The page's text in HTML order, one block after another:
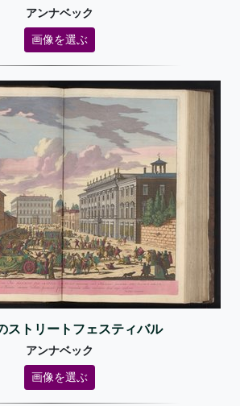
アンナベック
画像を選ぶ
ストリートフェスティバル
アンナベック
画像を選ぶ